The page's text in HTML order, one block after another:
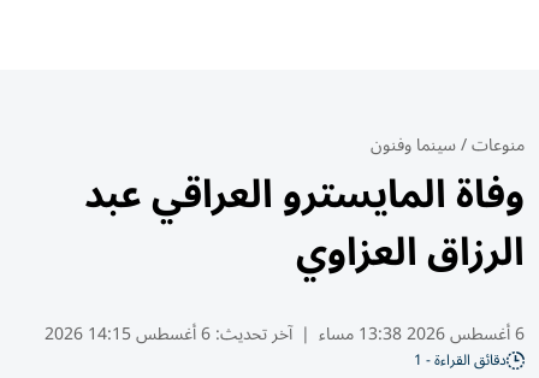
منوعات/سينما وفنون
وفاة المايسترو العراقي عبد
الرزاق العزاوي
6 أغسطس 2026 13:38 مساء | آخر تحديث:6 أغسطس 14:15 2026
دقائق القراءة - 1